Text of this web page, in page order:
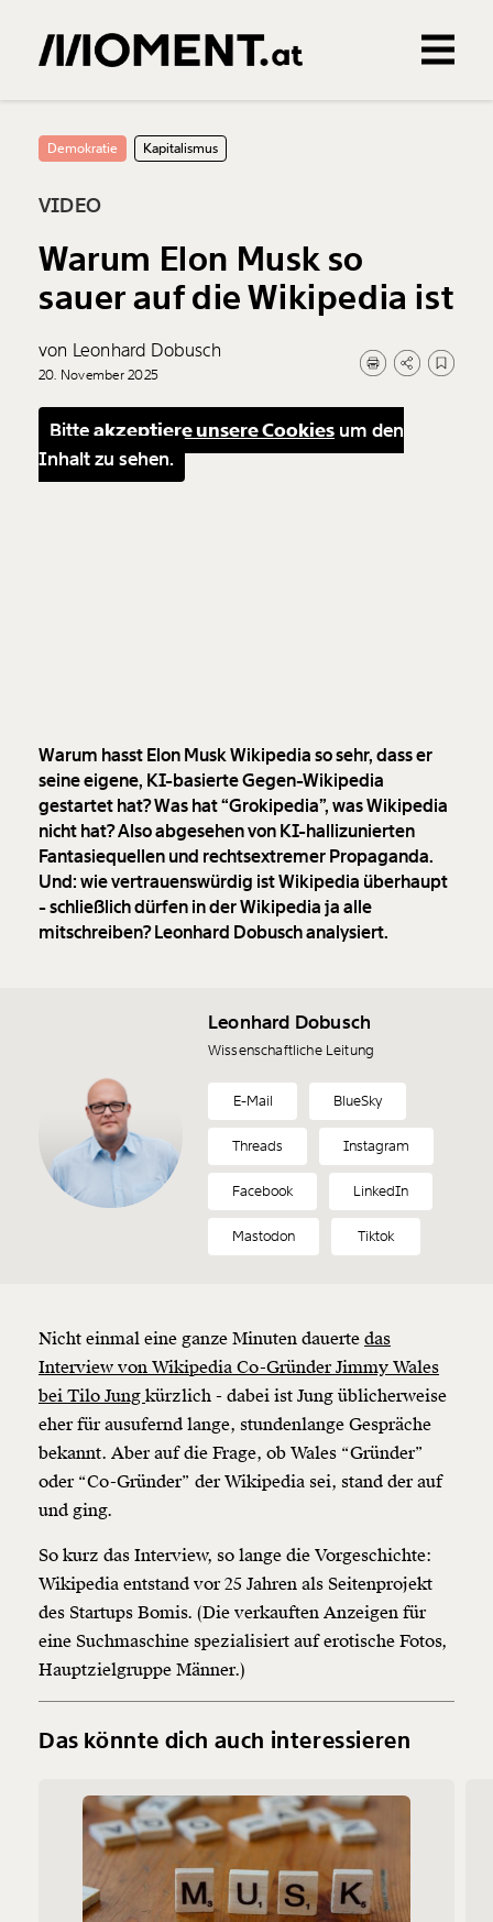
0Treffer
Demokratie Kapitalismus
VIDEO
Warum Elon Musk so
sauer auf die Wikipedia ist
von Leonhard Dobusch
20. November 2025
Bitteakzeptiere unsere Cookies um den
Inhalt zu sehen.
Warum hasst Elon Musk Wikipedia so sehr, dass er
seine eigene, KI-basierte Gegen-Wikipedia
gestartet hat? Was hat “Grokipedia”, was Wikipedia
nicht hat? Also abgesehen von KI-hallizunierten
Fantasiequellen und rechtsextremer Propaganda.
Und: wie vertrauenswürdig ist Wikipedia überhaupt
- schließlich dürfen in der Wikipedia ja alle
mitschreiben? Leonhard Dobusch analysiert.
Leonhard Dobusch
Wissenschaftliche Leitung
E-Mail BlueSky
Threads Instagram
Facebook LinkedIn
Mastodon Tiktok
Nicht einmal eine ganze Minuten dauerte das
Interview von Wikipedia Co-Gründer Jimmy Wales
bei Tilo Jung kürzlich - dabei ist Jung üblicherweise
eher für ausufernd lange, stundenlange Gespräche
bekannt. Aber auf die Frage, ob Wales “Gründer”
oder “Co-Gründer” der Wikipedia sei, stand der auf
und ging.
So kurz das Interview, so lange die Vorgeschichte:
Wikipedia entstand vor 25 Jahren als Seitenprojekt
des Startups Bomis. (Die verkauften Anzeigen für
eine Suchmaschine spezialisiert auf erotische Fotos,
Hauptzielgruppe Männer.)
Das könnte dich auch interessieren